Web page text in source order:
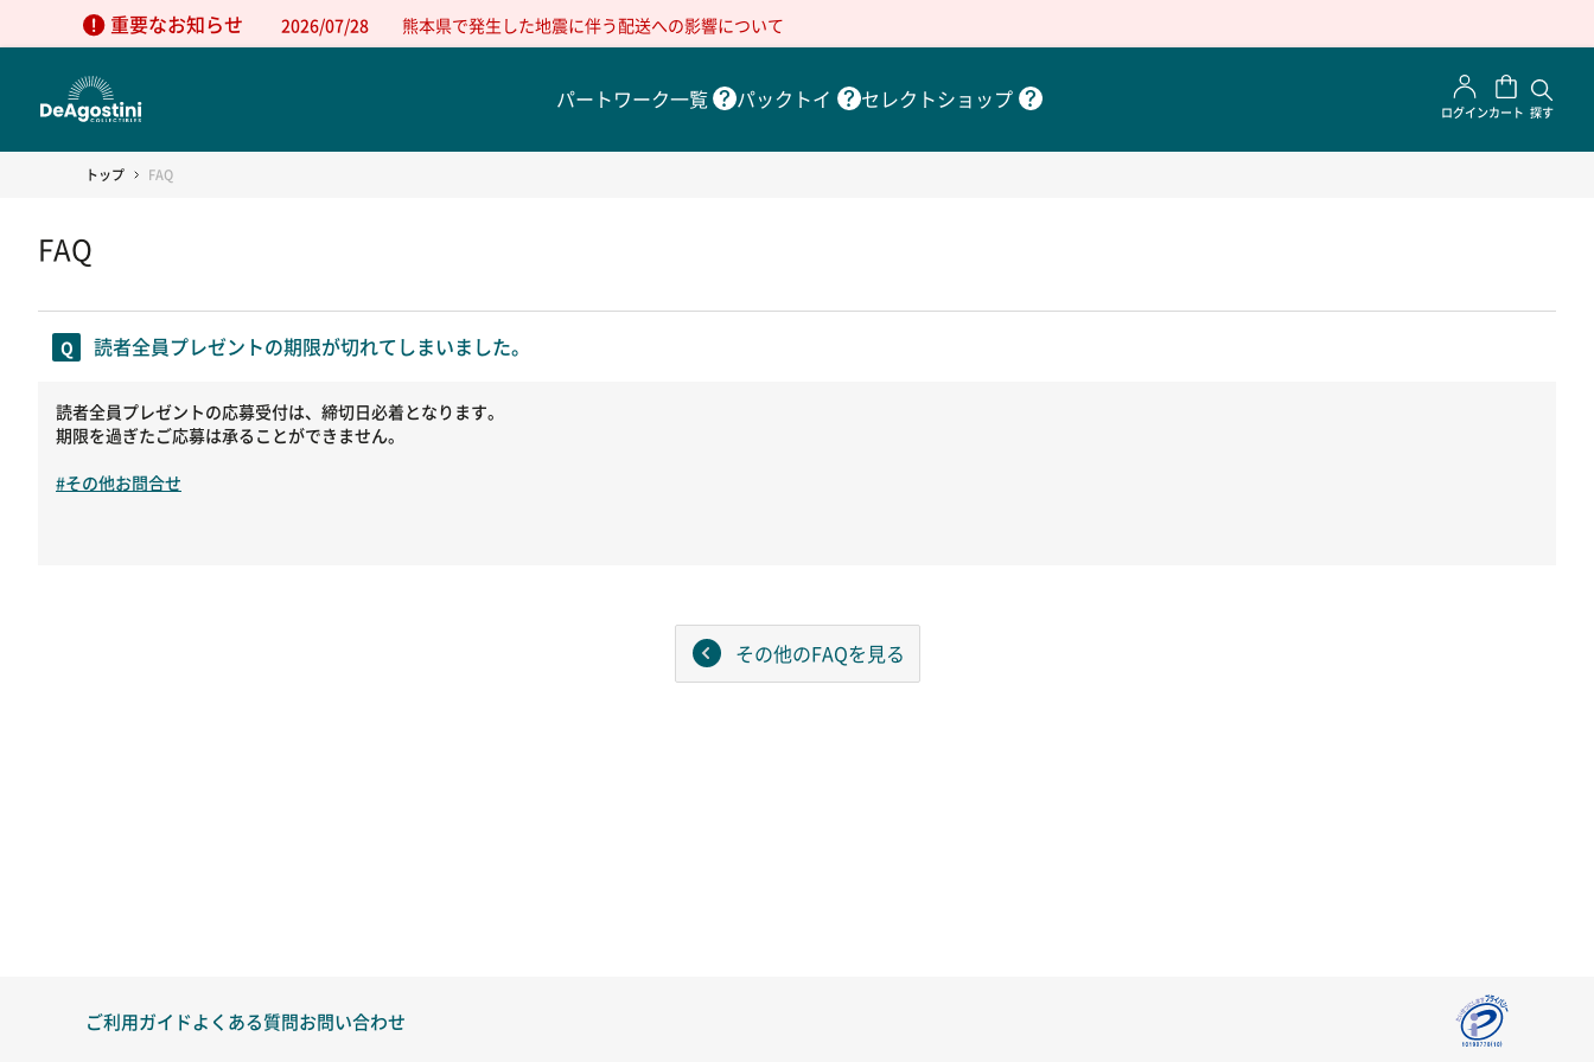
2026/07/28
重要なお知らせ 熊本県で発生した地震に伴う配送への影響について
パートワーク一覧 パックトイ セレクトショップ ログインカート 探す
トップ FAQ
FAQ
読者全員プレゼントの期限が切れてしまいました。
読者全員プレゼントの応募受付は、締切日必着となります。
期限を過ぎたご応募は承ることができません。
#その他お問合せ
その他のFAQを見る
ご利用ガイドよくある質問お問い合わせ